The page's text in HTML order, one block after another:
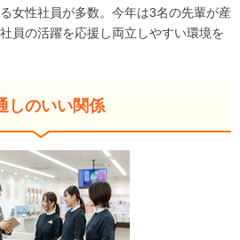
女性社員が多数。今年は3名の先輩が産
員の活躍を応援し両立しやすい環境を
しのいい関係